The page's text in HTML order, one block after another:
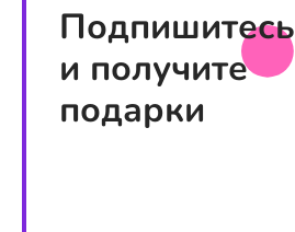
Подпишитесь
и получите
подарки